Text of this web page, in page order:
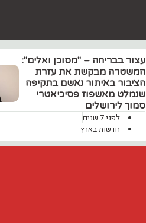
עצור בבריחה – "מסוכן ואלים":
המשטרה מבקשת את עזרת
הציבור באיתור נאשם בתקיפה
שנמלט מאשפוז פסיכיאטרי
סמוך לירושלים
לפני 7 שנים
חדשות בארץ